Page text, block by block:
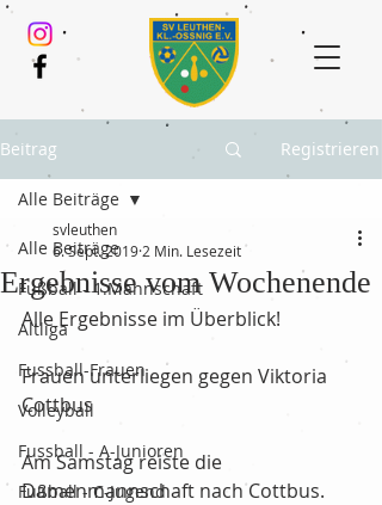
Beitrag Registrieren
Alle Beiträge
Fußball - 1.Mannschaft
Altliga
Fussball-Frauen
Volleyball
Fussball - A-Junioren
Fußball - C-Jugend
Alle Beiträge
Ergebnisse vom Wochenende
svleuthen
6. Sept. 2019 2 Min. Lesezeit
Alle Ergebnisse im Überblick!
Frauen unterliegen gegen Viktoria
Cottbus
Am Samstag reiste die
Damenmannschaft nach Cottbus.